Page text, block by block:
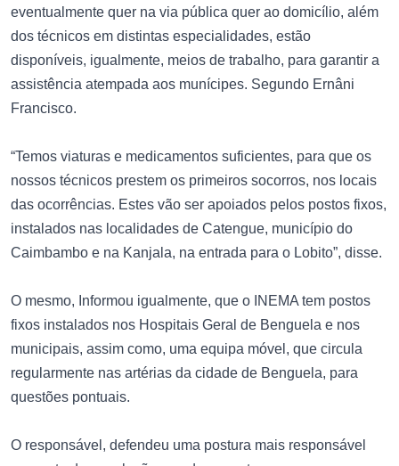
eventualmente quer na via pública quer ao domicílio, além
dos técnicos em distintas especialidades, estão
disponíveis, igualmente, meios de trabalho, para garantir a
assistência atempada aos munícipes. Segundo Ernâni
Francisco.
“Temos viaturas e medicamentos suficientes, para que os
nossos técnicos prestem os primeiros socorros, nos locais
das ocorrências. Estes vão ser apoiados pelos postos fixos,
instalados nas localidades de Catengue, município do
Caimbambo e na Kanjala, na entrada para o Lobito”, disse.
O mesmo, Informou igualmente, que o INEMA tem postos
fixos instalados nos Hospitais Geral de Benguela e nos
municipais, assim como, uma equipa móvel, que circula
regularmente nas artérias da cidade de Benguela, para
questões pontuais.
O responsável, defendeu uma postura mais responsável